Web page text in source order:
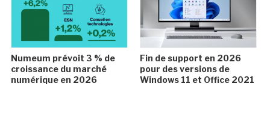
Numeum prévoit 3 % de
croissance du marché
numérique en 2026
Fin de support en 2026
pour des versions de
Windows 11 et Office 2021